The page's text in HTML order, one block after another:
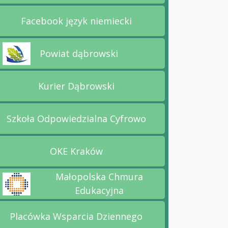
Przejdź na stronę Facebook język
Facebook język niemiecki
na stronę Powiat dąbrowski
Powiat dąbrowski
Przejdź na stronę Kurier
Kurier Dąbrowski
Przejdź na stronę Szkoła
Szkoła Odpowiedzialna Cyfrowo
Przejdź na stronę OKE Kraków
OKE Kraków
na stronę Małopolska Chmura Edukacyjna
Małopolska Chmura
Edukacyjna
Przejdź na stronę Placówka
Placówka Wsparcia Dziennego